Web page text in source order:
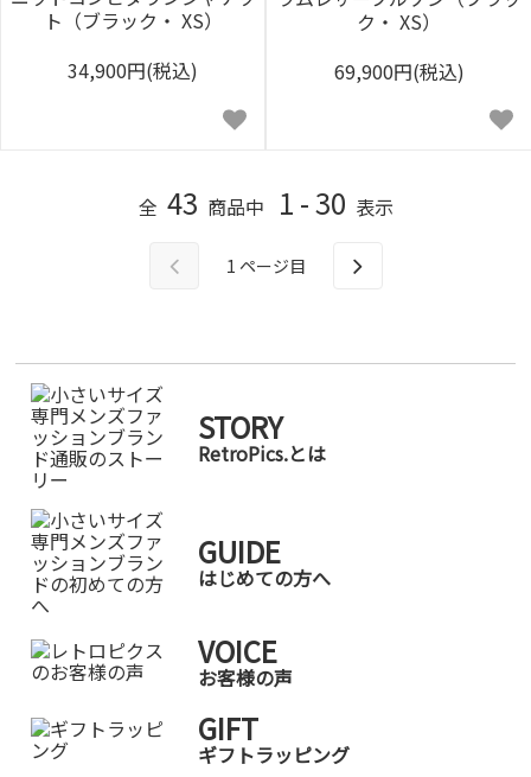
ト（ブラック・ XS）
34,900円(税込)
ク・ XS）
69,900円(税込)
全 43 商品中 1 - 30 表示
1 ページ目
STORY
RetroPics.とは
GUIDE
はじめての方へ
VOICE
お客様の声
GIFT
ギフトラッピング